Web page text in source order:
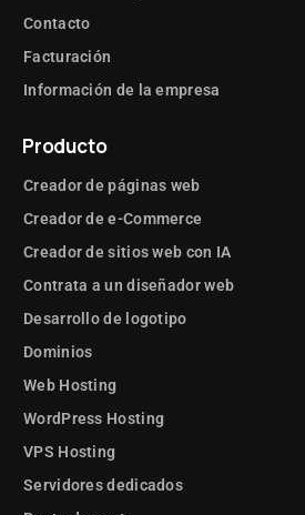
Contacto
Facturación
Información de la empresa
Producto
Creador de páginas web
Creador de e-Commerce
Creador de sitios web con IA
Contrata a un diseñador web
Desarrollo de logotipo
Dominios
Web Hosting
WordPress Hosting
VPS Hosting
Servidores dedicados